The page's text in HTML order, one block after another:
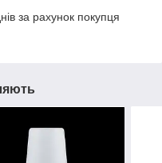
за рахунок покупця